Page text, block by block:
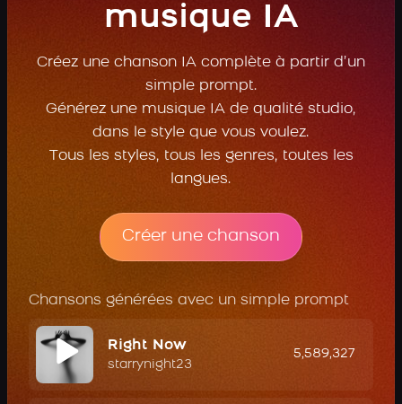
musique IA
Créez une chanson IA complète à partir d’un
simple prompt.
Générez une musique IA de qualité studio,
dans le style que vous voulez.
Tous les styles, tous les genres, toutes les
langues.
Créer une chanson
Chansons générées avec un simple prompt
Right Now
starrynight23
5,589,327